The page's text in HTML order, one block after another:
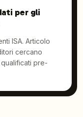
per gli
ISA. Articolo
cercano
pre-